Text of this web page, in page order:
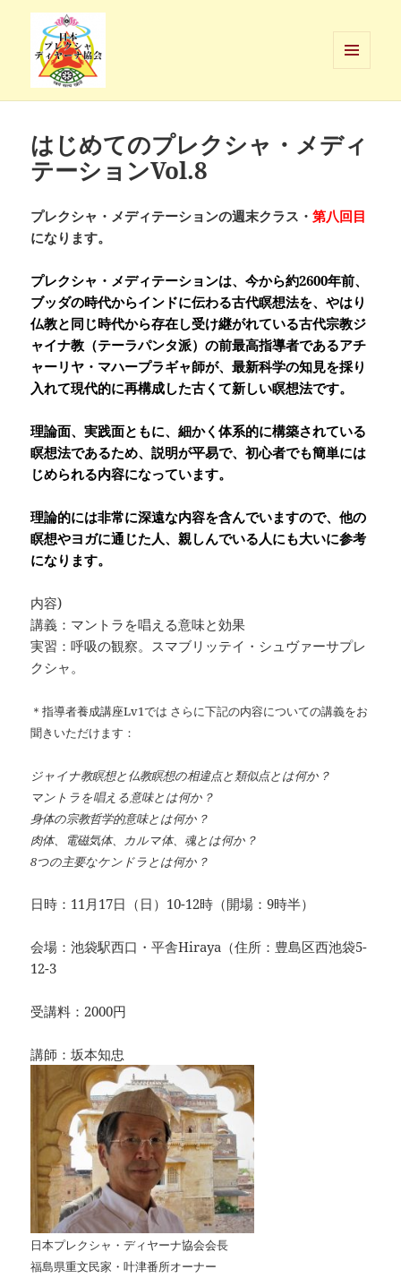
はじめてのプレクシャ・メディ
テーションVol.8
プレクシャ・メディテーションの週末クラス・第八回目
になります。
プレクシャ・メディテーションは、今から約2600年前、
ブッダの時代からインドに伝わる古代瞑想法を、やはり
仏教と同じ時代から存在し受け継がれている古代宗教ジ
ャイナ教（テーラパンタ派）の前最高指導者であるアチ
ャーリヤ・マハープラギャ師が、最新科学の知見を採り
入れて現代的に再構成した古くて新しい瞑想法です。
理論面、実践面ともに、細かく体系的に構築されている
瞑想法であるため、説明が平易で、初心者でも簡単には
じめられる内容になっています。
理論的には非常に深遠な内容を含んでいますので、他の
瞑想やヨガに通じた人、親しんでいる人にも大いに参考
になります。
内容)
講義：マントラを唱える意味と効果
実習：呼吸の観察。スマブリッテイ・シュヴァーサプレ
クシャ。
＊指導者養成講座Lv1では さらに下記の内容についての講義をお
聞きいただけます：
ジャイナ教瞑想と仏教瞑想の相違点と類似点とは何か？
マントラを唱える意味とは何か？
身体の宗教哲学的意味とは何か？
肉体、電磁気体、カルマ体、魂とは何か？
8つの主要なケンドラとは何か？
日時：11月17日（日）10-12時（開場：9時半）
会場：池袋駅西口・平舎Hiraya（住所：豊島区西池袋5-
12-3
受講料：2000円
講師：坂本知忠
日本プレクシャ・ディヤーナ協会会長
福島県重文民家・叶津番所オーナー